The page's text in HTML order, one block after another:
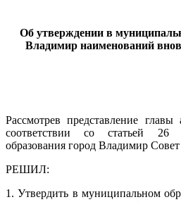
Об утверждении в
Владимир наименований
Рассмотрев представление
соответствии со статьей 26
образования город Владимир
РЕШИЛ:
1. Утвердить в муниципальном